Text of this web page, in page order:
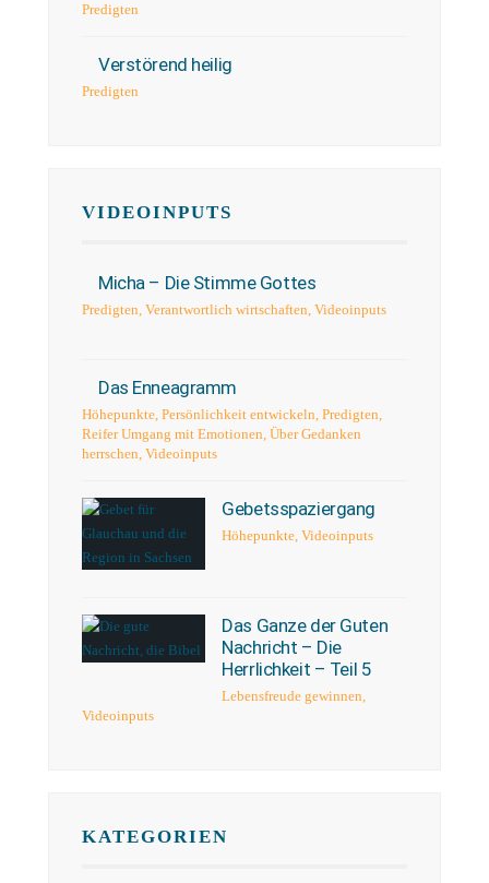
Predigten
Verstörend heilig
Predigten
VIDEOINPUTS
Micha – Die Stimme Gottes
Predigten, Verantwortlich wirtschaften, Videoinputs
Das Enneagramm
Höhepunkte, Persönlichkeit entwickeln, Predigten,
Reifer Umgang mit Emotionen, Über Gedanken
herrschen, Videoinputs
Gebetsspaziergang
Höhepunkte,Videoinputs
Das Ganze der Guten
Nachricht – Die
Herrlichkeit – Teil 5
Lebensfreude gewinnen,
Videoinputs
KATEGORIEN